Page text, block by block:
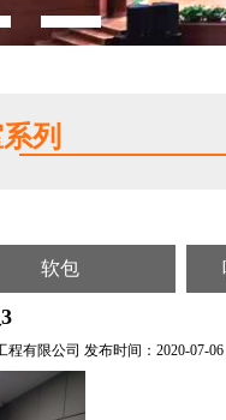
列
软包
有限公司 发布时间：2020-07-06